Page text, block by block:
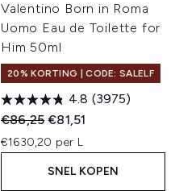
Valentino Born in Roma
Uomo Eau de Toilette for
Him 50ml
20% KORTING | CODE: SALELF
4.8 (3975)
Recommended Retail Price:
€86,25Huidige prijs:
€81,51
€1630,20 per L
SNEL KOPEN